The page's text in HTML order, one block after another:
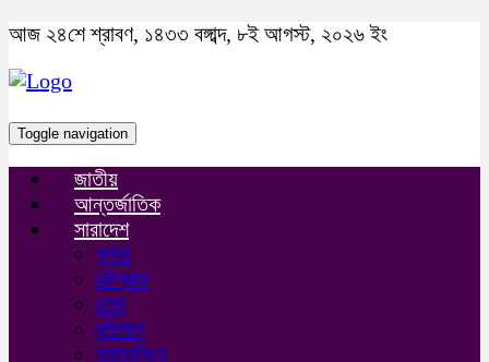
আজ ২৪শে শ্রাবণ, ১৪৩৩ বঙ্গাব্দ, ৮ই আগস্ট, ২০২৬ ইং
Toggle navigation
জাতীয়
আন্তর্জাতিক
সারাদেশ
খুলনা
চট্টগ্রাম
ঢাকা
বরিশাল
ময়মনসিংহ